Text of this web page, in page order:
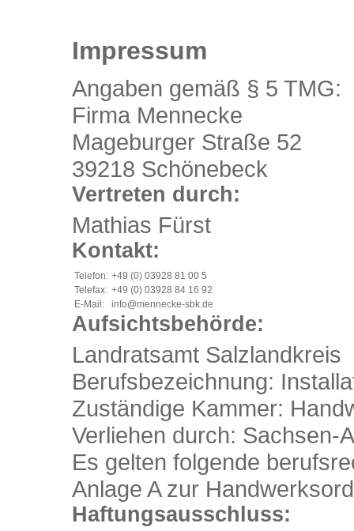
Impressum
Angaben gemäß § 5 TMG:
Firma Mennecke
Mageburger Straße 52
39218 Schönebeck
Vertreten durch:
Mathias Fürst
Kontakt:
Telefon: +49 (0) 03928 81 00 5
Telefax: +49 (0) 03928 84 16 92
E-Mail:
info@mennecke-sbk.de
Aufsichtsbehörde:
Landratsamt Salzlandkreis
Berufsbezeichnung:
Zuständige Kammer:
Verliehen durch: Sachsen-
Es gelten folgende
Anlage A zur
Haftungsausschluss: